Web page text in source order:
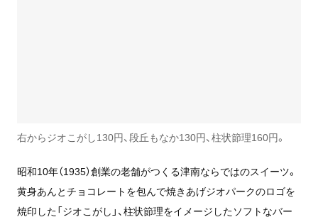
右からジオこがし130円、段丘もなか130円、柱状節理160円。
昭和10年（1935）創業の老舗がつくる津南ならではのスイーツ。
黄身あんとチョコレートを包んで焼きあげジオパークのロゴを
焼印した「ジオこがし」、柱状節理をイメージしたソフトなバー